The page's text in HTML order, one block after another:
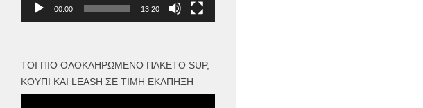
00:00 13:20
ΤΟΙ ΠΙΟ ΟΛΟΚΛΗΡΩΜΈΝΟ ΠΑΚΈΤΟ SUP,
ΚΟΥΠΊ ΚΑΙ LEASH ΣΕ ΤΙΜΉ ΈΚΛΠΗΞΗ